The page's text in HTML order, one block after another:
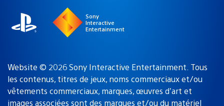
Sony
Interactive
Entertainment
Website © 2026 Sony Interactive Entertainment. Tous
les contenus, titres de jeux, noms commerciaux et/ou
vêtements commerciaux, marques, œuvres d’art et
images associées sont des marques et/ou du matériel